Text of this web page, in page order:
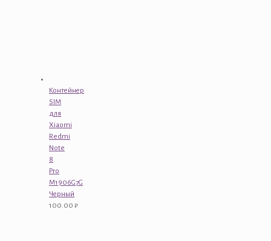
Контейнер
SIM
для
Xiaomi
Redmi
Note
8
Pro
M1906G7G
Черный
100.00 ₽